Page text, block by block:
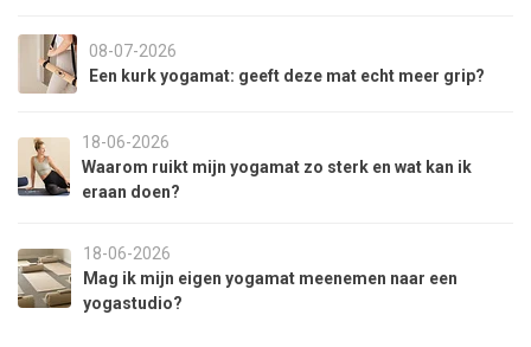
08-07-2026
Een kurk yogamat: geeft deze mat echt meer grip?
18-06-2026
Waarom ruikt mijn yogamat zo sterk en wat kan ik
eraan doen?
18-06-2026
Mag ik mijn eigen yogamat meenemen naar een
yogastudio?